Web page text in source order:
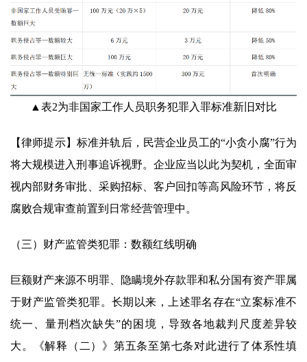
▲表2为非国家工作人员职务犯罪入罪标准新旧对比
【律师提示】标准并轨后，民营企业员工的“小贪小腐”行为
将大规模进入刑事追诉视野。企业应当以此为契机，全面审
视内部财务审批、采购招标、客户回扣等高风险环节，将反
腐败合规审查前置到日常经营管理中。
（三）财产监管类犯罪：数额红线明确
巨额财产来源不明罪、隐瞒境外存款罪和私分国有资产罪属
于财产监管类犯罪。长期以来，上述罪名存在“立案标准不
统一、量刑档次缺失”的困境，导致各地裁判尺度差异较
大。《解释（二）》第五条至第七条对此进行了体系性填